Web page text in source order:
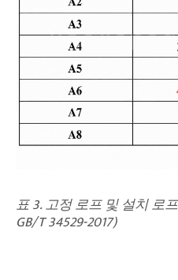
표 3. 고정 로프 및 설치 로
GB/T 34529-2017)